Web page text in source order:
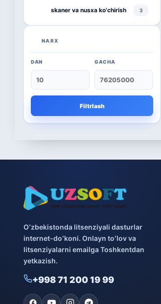
skaner va nusxa ko'chirish 3
Kaspersky
Microsoft 13
Avast
Dr.Web
Onlayn kinoteatr IVI
NARX
DAN GACHA
Filtrlash
Oʻzbekistonda litsenziyali dasturlar
internet-doʻkoni. Onlayn toʻlov va
litsenziyalarni emailga Toshkentdan
yetkazish.
+998 71 200 19 99